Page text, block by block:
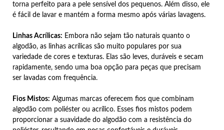
torna perfeito para a pele sensível dos pequenos. Além disso, ele
é fácil de lavar e mantém a forma mesmo após várias lavagens.
Linhas Acrílicas: Embora não sejam tão naturais quanto o
algodão, as linhas acrílicas são muito populares por sua
variedade de cores e texturas. Elas são leves, duráveis e secam
rapidamente, sendo uma boa opção para peças que precisam
ser lavadas com frequência.
Fios Mistos: Algumas marcas oferecem fios que combinam
algodão com poliéster ou acrílico. Esses fios mistos podem
proporcionar a suavidade do algodão com a resistência do